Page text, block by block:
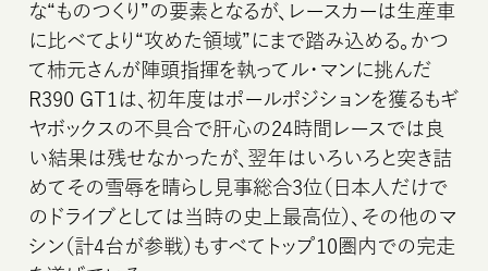
な“ものつくり”の要素となるが、レースカーは生産車
に比べてより“攻めた領域”にまで踏み込める。かつ
て柿元さんが陣頭指揮を執ってル・マンに挑んだ
R390 GT1は、初年度はポールポジションを獲るもギ
ヤボックスの不具合で肝心の24時間レースでは良
い結果は残せなかったが、翌年はいろいろと突き詰
めてその雪辱を晴らし見事総合3位（日本人だけで
のドライブとしては当時の史上最高位）、その他のマ
シン（計4台が参戦）もすべてトップ10圏内での完走